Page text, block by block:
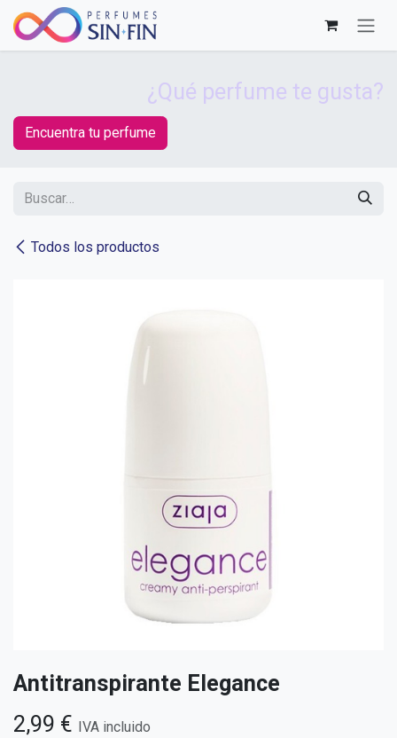
Ir al contenido
¿Qué perfume te gusta?
Encuentra tu perfume
Todos los productos
Antitranspirante Elegance
2,99 € IVA incluido